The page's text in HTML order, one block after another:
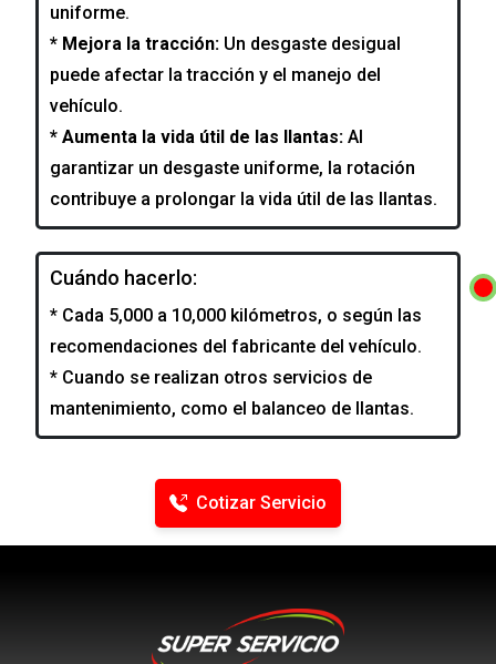
uniforme.
* Mejora la tracción: Un desgaste desigual
puede afectar la tracción y el manejo del
vehículo.
* Aumenta la vida útil de las llantas: Al
garantizar un desgaste uniforme, la rotación
contribuye a prolongar la vida útil de las llantas.
Cuándo hacerlo:
* Cada 5,000 a 10,000 kilómetros, o según las
recomendaciones del fabricante del vehículo.
* Cuando se realizan otros servicios de
mantenimiento, como el balanceo de llantas.
Cotizar Servicio